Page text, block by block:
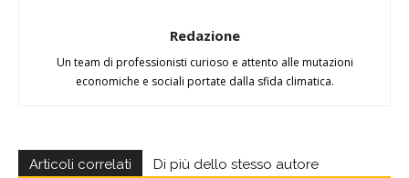
Redazione
Un team di professionisti curioso e attento alle mutazioni
economiche e sociali portate dalla sfida climatica.
Articoli correlati Di più dello stesso autore